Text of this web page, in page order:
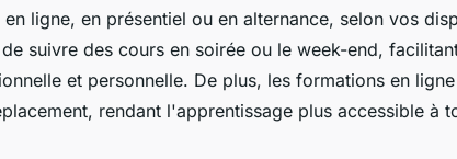
ligne, en présentiel ou en alternance, selon vos
suivre des cours en soirée ou le week-end,
et personnelle. De plus, les formations en
rendant l'apprentissage plus accessible à